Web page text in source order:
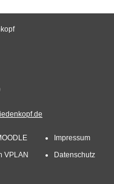
VPLAN
Impressum
Datenschutz